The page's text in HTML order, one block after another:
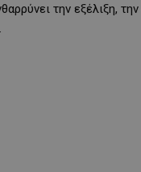
την εξέλιξη,